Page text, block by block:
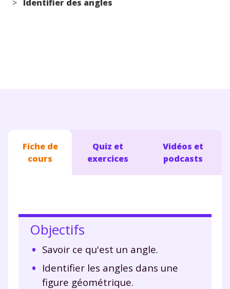
> Identifier des angles
Fiche de
cours
Quiz et
exercices
Vidéos et
podcasts
Objectifs
Savoir ce qu'est un angle.
Identifier les angles dans une
figure géométrique.